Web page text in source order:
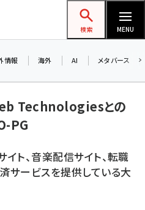
ップ担当者フォーラム
検索 MENU
情報 海外 AI メタバース
Technologiesとの
PG
ト、音楽配信サイト、転職
サービスを提供している大
お知ら
AIが
アル
8/26
交流